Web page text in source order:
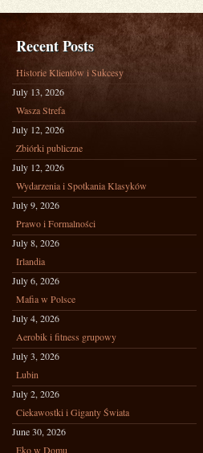
Recent Posts
Historie Klientów i Sukcesy
July 13, 2026
Wasza Strefa
July 12, 2026
Zbiórki publiczne
July 12, 2026
Wydarzenia i Spotkania Klasyków
July 9, 2026
Prawo i Formalności
July 8, 2026
Irlandia
July 6, 2026
Mafia w Polsce
July 4, 2026
Aerobik i fitness grupowy
July 3, 2026
Lubin
July 2, 2026
Ciekawostki i Giganty Świata
June 30, 2026
Eko w Domu